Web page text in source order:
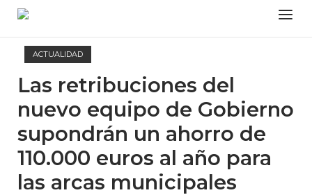
Skip
content
Menu
ACTUALIDAD
Las retribuciones del
nuevo equipo de Gobierno
supondrán un ahorro de
110.000 euros al año para
las arcas municipales